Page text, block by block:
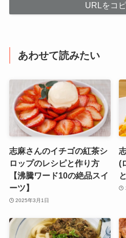
URLをコ
あわせて読みたい
志麻さんのイチゴの紅茶シ
ロップのレシピと作り方
【沸騰ワード10の絶品スイ
ーツ】
2025年3月1日
(